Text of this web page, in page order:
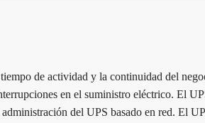
de actividad y la continuidad del
en el suministro eléctrico. El
del UPS basado en red. El